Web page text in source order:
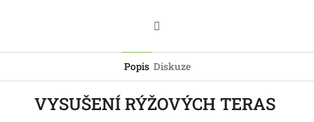
Popis Diskuze
VYSUŠENÍ RÝŽOVÝCH TERAS